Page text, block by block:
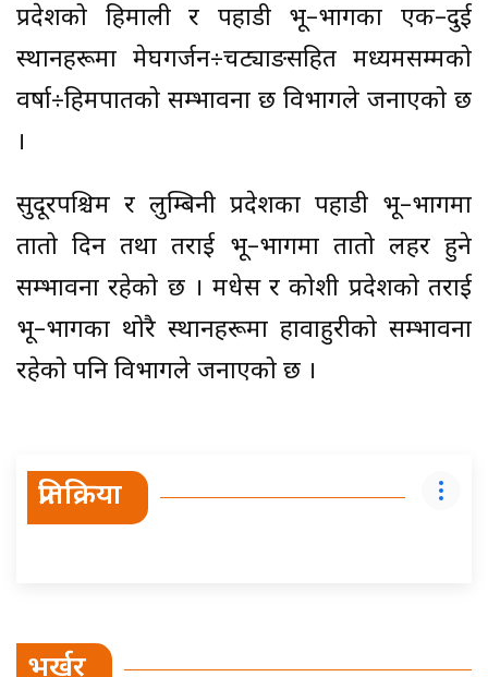
प्रदेशको हिमाली र पहाडी भू–भागका एक–दुई
स्थानहरूमा मेघगर्जन÷चट्याङसहित मध्यमसम्मको
वर्षा÷हिमपातको सम्भावना छ विभागले जनाएको छ
।
सुदूरपश्चिम र लुम्बिनी प्रदेशका पहाडी भू–भागमा
तातो दिन तथा तराई भू–भागमा तातो लहर हुने
सम्भावना रहेको छ । मधेस र कोशी प्रदेशको तराई
भू–भागका थोरै स्थानहरूमा हावाहुरीको सम्भावना
रहेको पनि विभागले जनाएको छ ।
प्रतिक्रिया
भर्खर